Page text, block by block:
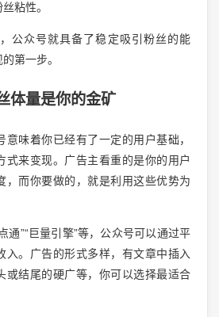
粘性。
公众号就具备了稳定吸引粉丝的能
第一步。
体量是你的金矿
味着你已经有了一定的用户基础，
式来变现。广告主看重的是你的用户
，而你要做的，就是利用这些优势为
通”“巨量引擎”等，公众号可以通过平
入。广告的形式多样，有文章中插入
或结尾的硬广等，你可以选择最适合